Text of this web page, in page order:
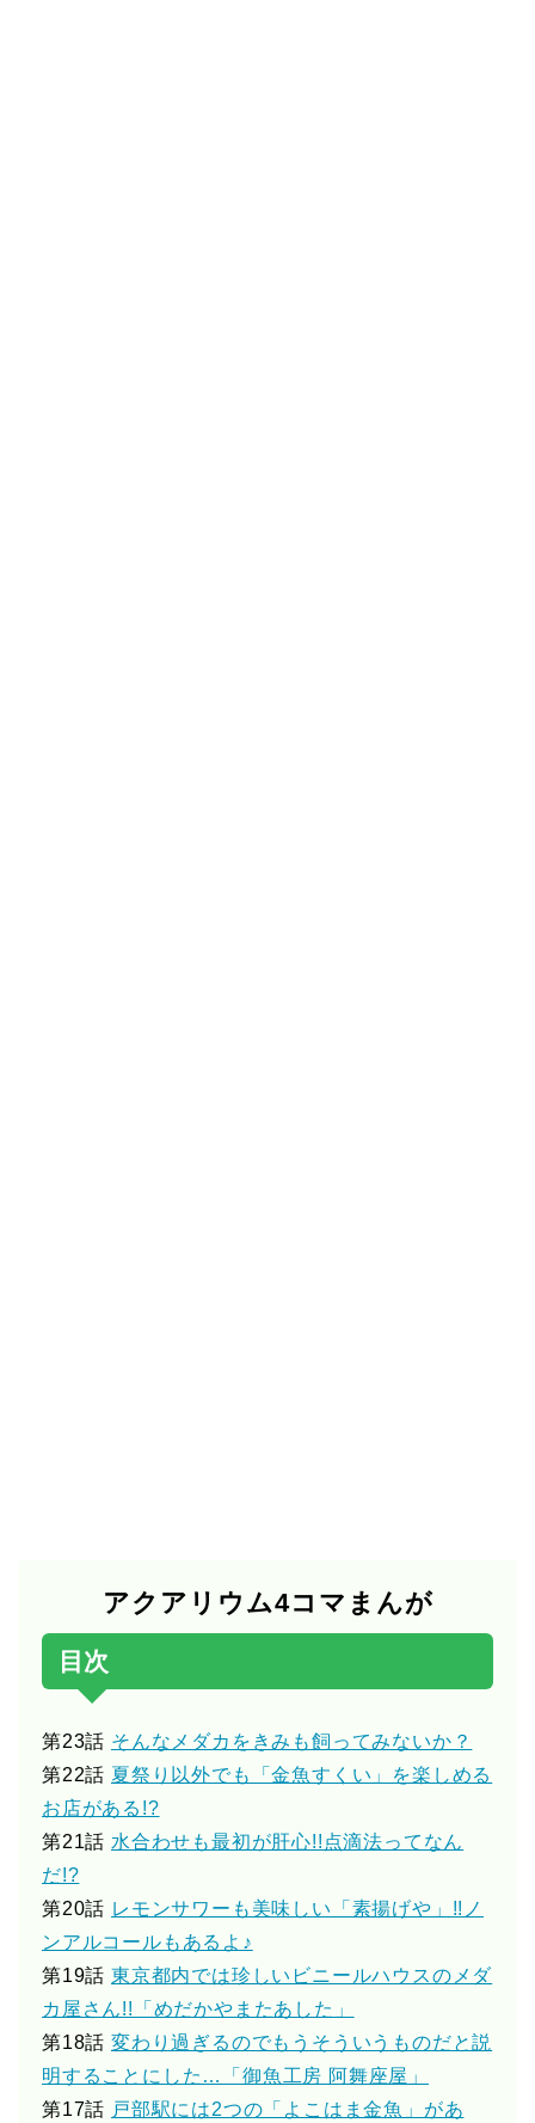
アクアリウム4コマまんが
目次
第23話 そんなメダカをきみも飼ってみないか？
第22話 夏祭り以外でも「金魚すくい」を楽しめる
お店がある!?
第21話 水合わせも最初が肝心!!点滴法ってなん
だ!?
第20話 レモンサワーも美味しい「素揚げや」!!ノ
ンアルコールもあるよ♪
第19話 東京都内では珍しいビニールハウスのメダ
カ屋さん!!「めだかやまたあした」
第18話 変わり過ぎるのでもうそういうものだと説
明することにした…「御魚工房 阿舞座屋」
第17話 戸部駅には2つの「よこはま金魚」があ